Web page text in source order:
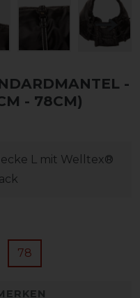
-
- 78CM)
L mit Welltex®
78